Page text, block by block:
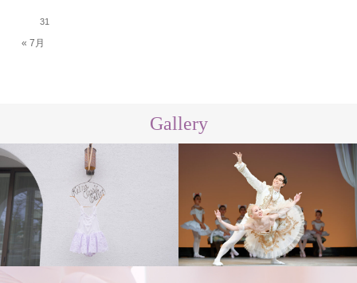
31
« 7月
Gallery
スタジオ 講師